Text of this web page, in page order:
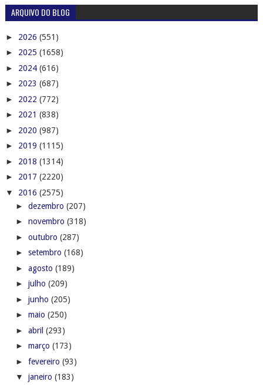
ARQUIVO DO BLOG
► 2026 (551)
► 2025 (1658)
► 2024 (616)
► 2023 (687)
► 2022 (772)
► 2021 (838)
► 2020 (987)
► 2019 (1115)
► 2018 (1314)
► 2017 (2220)
▼ 2016 (2575)
► dezembro (207)
► novembro (318)
► outubro (287)
► setembro (168)
► agosto (189)
► julho (209)
► junho (205)
► maio (250)
► abril (293)
► março (173)
► fevereiro (93)
▼ janeiro (183)